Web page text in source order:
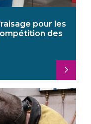
pour les
des